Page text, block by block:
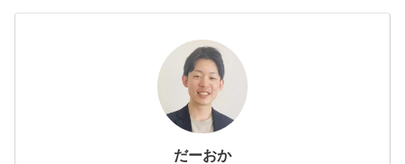
だーおか